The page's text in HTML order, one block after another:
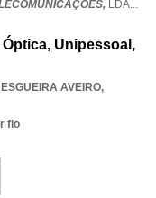
LDA...
Unipessoal,
ESGUEIRA AVEIRO,
fio